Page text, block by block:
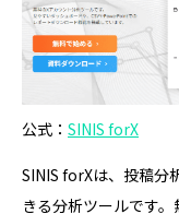
公式： SINIS forX
SINIS forXは、投稿分
きる分析ツールです